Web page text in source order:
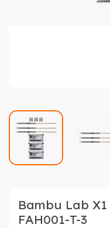
Bambu Lab
FAH001-T-3